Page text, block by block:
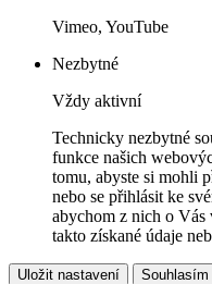
Vimeo, YouTube
Nezbytné
Vždy aktivní
Technicky nezbytné
funkce našich
tomu, abyste si mohli
nebo se přihlásit ke
abychom z nich o
takto získané údaje
Uložit nastavení Souhlasím